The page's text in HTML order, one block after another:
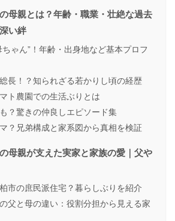
母親とは？年齢・職業・壮絶な過去
い絆
ちゃん”！年齢・出身地など基本プロフ
長！？知られざる若かりし頃の経歴
ト農園での生活ぶりとは
？驚きの仲良しエピソード集
？兄弟構成と家系図から真相を検証
母親が支えた実家と家族の愛｜父や
市の庶民派住宅？暮らしぶりを紹介
父と母の違い：役割分担から見える家